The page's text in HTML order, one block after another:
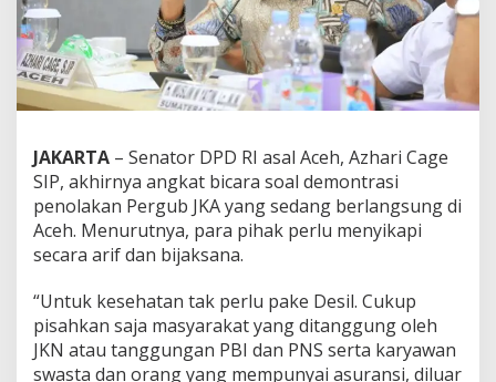
i
n
t
a
P
e
u
b
J
K
A
i
k
a
j
JAKARTA – Senator DPD RI asal Aceh, Azhari Cage
SIP, akhirnya angkat bicara soal demontrasi
penolakan Pergub JKA yang sedang berlangsung di
Aceh. Menurutnya, para pihak perlu menyikapi
secara arif dan bijaksana.
“Untuk kesehatan tak perlu pake Desil. Cukup
pisahkan saja masyarakat yang ditanggung oleh
JKN atau tanggungan PBI dan PNS serta karyawan
swasta dan orang yang mempunyai asuransi, diluar